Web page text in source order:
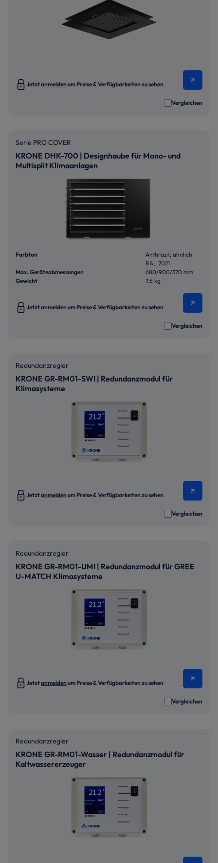
Jetztanmelden um Preise & Verfügbarkeiten zu sehen
Vergleichen
Serie PRO COVER
KRONE DHK-700 | Designhaube für Mono- und
Multisplit Klimaanlagen
Farbton
Anthrazit, ähnlich
RAL 7021
Max. Geräteabmessungen
680/900/370 mm
Gewicht
7.6 kg
Jetztanmelden um Preise & Verfügbarkeiten zu sehen
Vergleichen
Redundanzregler
KRONE GR-RM01-SWI | Redundanzmodul für
Klimasysteme
Jetztanmelden um Preise & Verfügbarkeiten zu sehen
Vergleichen
Redundanzregler
KRONE GR-RM01-UMI | Redundanzmodul für GREE
U-MATCH Klimasysteme
Jetztanmelden um Preise & Verfügbarkeiten zu sehen
Vergleichen
Redundanzregler
KRONE GR-RM01-Wasser | Redundanzmodul für
Kaltwassererzeuger